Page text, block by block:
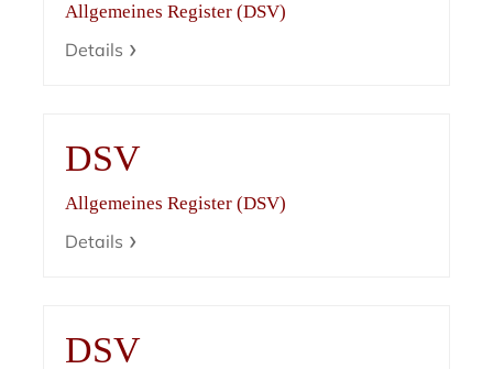
Allgemeines Register (DSV)
Details
DSV
Allgemeines Register (DSV)
Details
DSV